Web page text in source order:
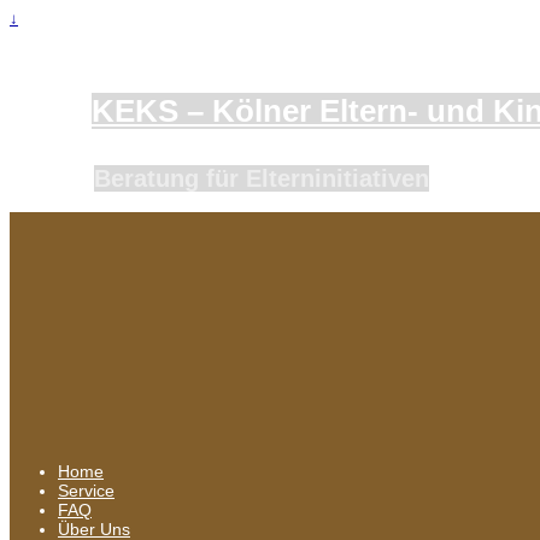
↓
KEKS – Kölner Eltern- und
Home
Service
FAQ
Über Uns